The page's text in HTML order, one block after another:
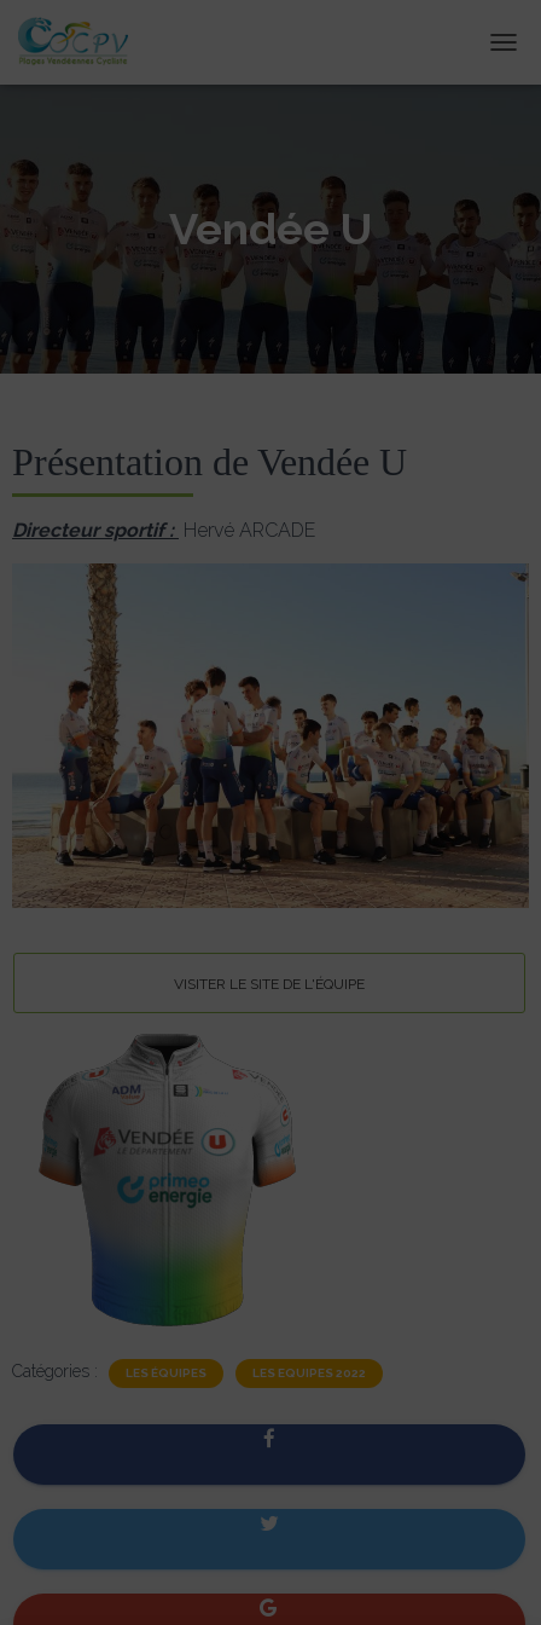
Vendée U
Présentation de Vendée U
Directeur sportif : Hervé ARCADE
VISITER LE SITE DE L'ÉQUIPE
Catégories : LES ÉQUIPES LES EQUIPES 2022